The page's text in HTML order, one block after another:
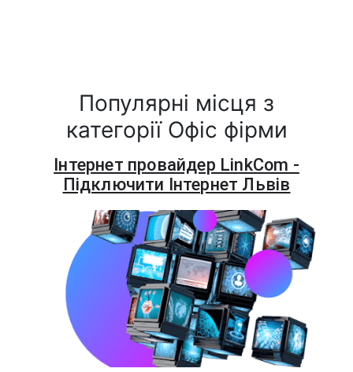
Популярні місця з
категорії Офіс фірми
Інтернет провайдер LinkCom -
Підключити Інтернет Львів